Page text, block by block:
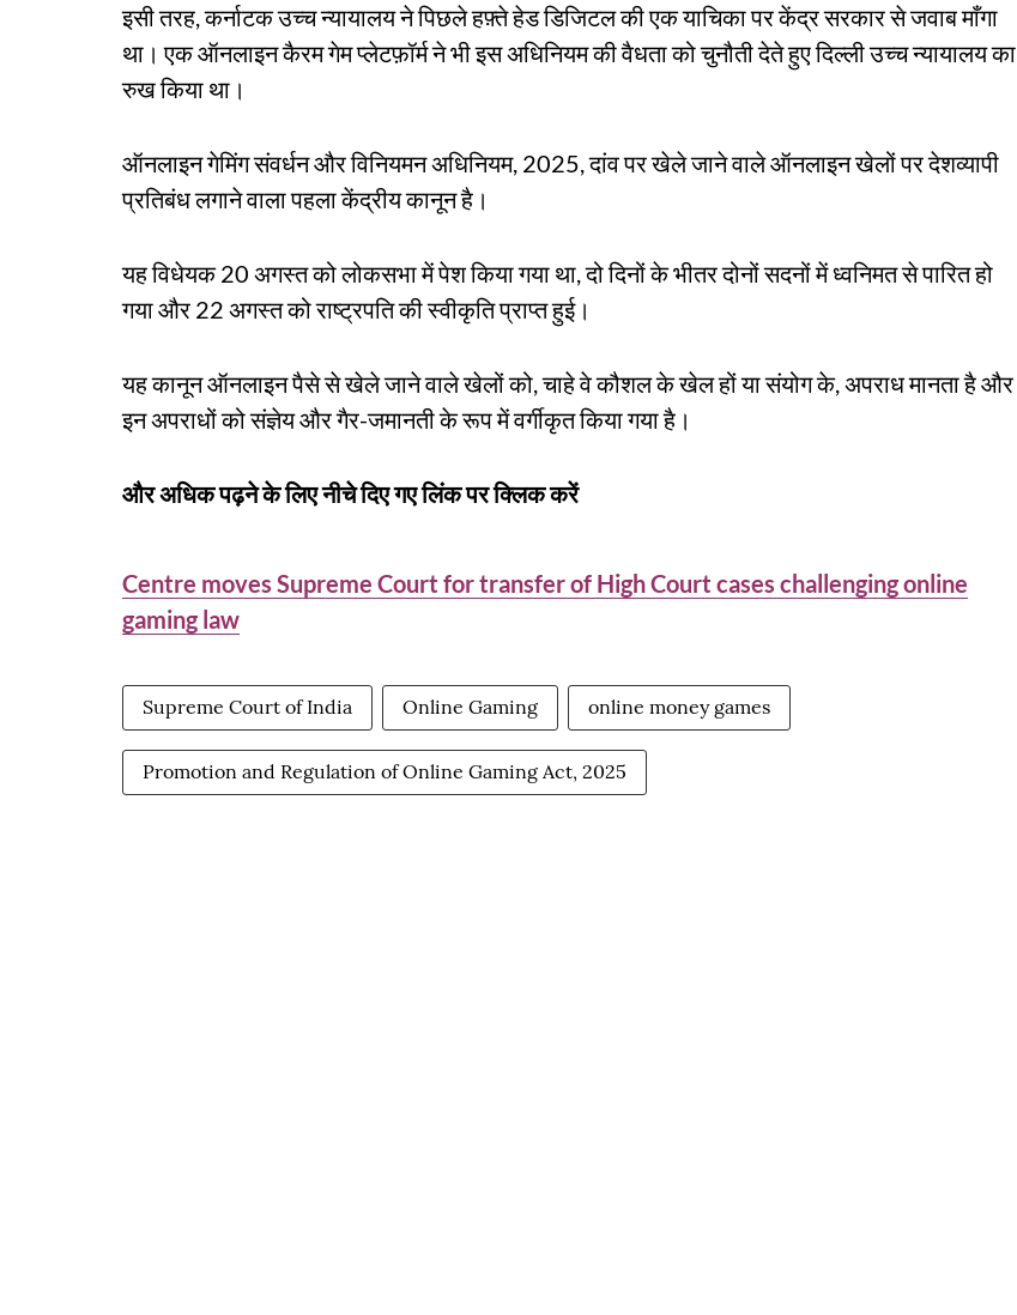
इसी तरह, कर्नाटक उच्च न्यायालय ने पिछले हफ़्ते हेड डिजिटल की एक याचिका पर केंद्र सरकार से जवाब माँगा
था। एक ऑनलाइन कैरम गेम प्लेटफ़ॉर्म ने भी इस अधिनियम की वैधता को चुनौती देते हुए दिल्ली उच्च न्यायालय का
रुख किया था।
ऑनलाइन गेमिंग संवर्धन और विनियमन अधिनियम, 2025, दांव पर खेले जाने वाले ऑनलाइन खेलों पर देशव्यापी
प्रतिबंध लगाने वाला पहला केंद्रीय कानून है।
यह विधेयक 20 अगस्त को लोकसभा में पेश किया गया था, दो दिनों के भीतर दोनों सदनों में ध्वनिमत से पारित हो
गया और 22 अगस्त को राष्ट्रपति की स्वीकृति प्राप्त हुई।
यह कानून ऑनलाइन पैसे से खेले जाने वाले खेलों को, चाहे वे कौशल के खेल हों या संयोग के, अपराध मानता है और
इन अपराधों को संज्ञेय और गैर-जमानती के रूप में वर्गीकृत किया गया है।
और अधिक पढ़ने के लिए नीचे दिए गए लिंक पर क्लिक करें
Centre moves Supreme Court for transfer of High Court cases challenging online
gaming law
Supreme Court of India Online Gaming online money games
Promotion and Regulation of Online Gaming Act, 2025